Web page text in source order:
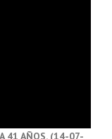
41 AÑOS. (14-07-